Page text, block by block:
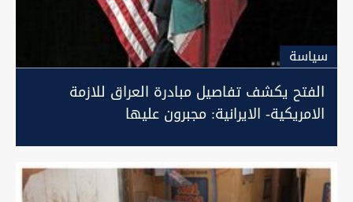
سیاسة
الفتح يكشف تفاصيل مبادرة العراق للازمة
الامريكية- الايرانية: مجبرون عليها